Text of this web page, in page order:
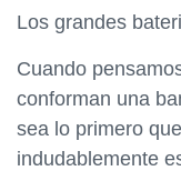
Los grandes
Cuando
conforman una
sea lo primero
indudablemente